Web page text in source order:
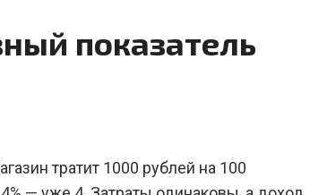
показатель
тратит 1000 рублей на 100